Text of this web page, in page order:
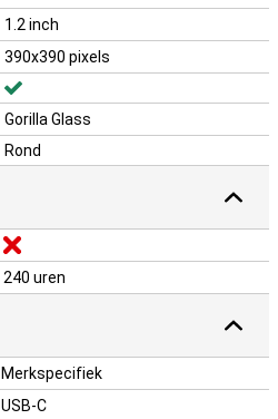
1.2 inch
390x390 pixels
Gorilla Glass
Rond
240 uren
Merkspecifiek
USB-C